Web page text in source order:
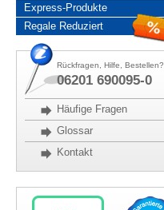
Express-Produkte
Regale Reduziert
Rückfragen, Hilfe, Bestellen?
06201 690095-0
Häufige Fragen
Glossar
Kontakt